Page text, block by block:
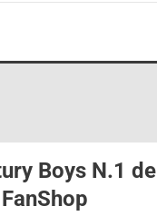
Boys N.1 de
FanShop